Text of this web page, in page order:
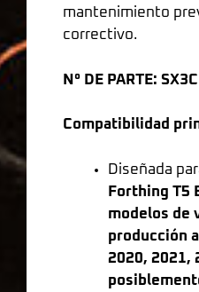
mantenimiento
correctivo.
N° DE PARTE:
Compatibilidad
Diseñada
Forthing T5
modelos de
producción
2020, 2021,